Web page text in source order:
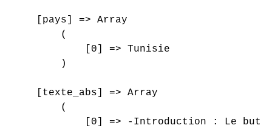
    [pays] => Array
        (
            [0] => Tunisie
        )
    [texte_abs] => Array
        (
[0] => -Introduction : Le but